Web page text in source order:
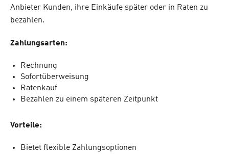
Anbieter Kunden, ihre Einkäufe später oder in Raten zu
bezahlen.
Zahlungsarten:
Rechnung
Sofortüberweisung
Ratenkauf
Bezahlen zu einem späteren Zeitpunkt
Vorteile:
Bietet flexible Zahlungsoptionen